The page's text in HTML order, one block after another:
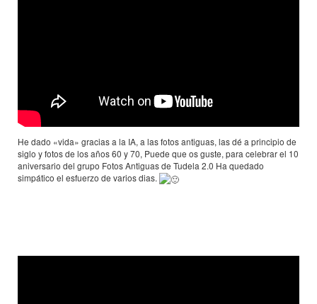
He dado «vida» gracias a la IA, a las fotos antiguas, las dé a principio de
siglo y fotos de los años 60 y 70, Puede que os guste, para celebrar el 10
aniversario del grupo Fotos Antiguas de Tudela 2.0 Ha quedado
simpático el esfuerzo de varios dias.